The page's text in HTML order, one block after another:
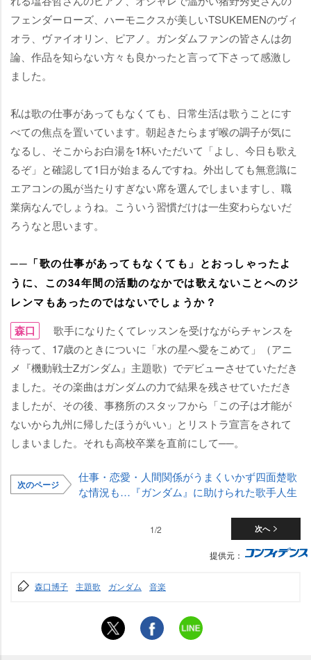
フェンダーローズ、ハーモニクスが美しいTSUKEMENのヴィ
オラ、ヴァイオリン、ピアノ。ガンダムファンの皆さんは勿
論、作品を知らない方々も良かったと言って下さって感激し
ました。
私は歌の仕事があってもなくても、日常生活は歌うことにす
べての焦点を置いています。朝起きたらまず喉の調子が気に
なるし、そこからお白湯を1杯いただいて「よし、今日も歌え
るぞ」と確認して1日が始まるんですね。外出しても無意識に
エアコンの風が当たりすぎない席を選んでしまいますし、職
業病なんでしょうね。こういう習慣だけは一生変わらないだ
ろうなと思います。
──「歌の仕事があってもなくても」とおっしゃったよ
うに、この34年間の活動のなかでは歌えないことへのジ
レンマもあったのではないでしょうか？
森口
歌手になりたくてレッスンを受けながらチャンスを
待って、17歳のときについに「水の星へ愛をこめて」（アニ
メ『機動戦士Zガンダム』主題歌）でデビューさせていただき
ました。その楽曲はガンダムの力で結果を残させていただき
ましたが、その後、事務所のスタッフから「この子は才能が
ないから九州に帰したほうがいい」とリストラ宣言をされて
しまいました。それも高校卒業を直前にして──。
次のページ
仕事・恋愛・人間関係がうまくいかず四面楚歌
な情況も…『ガンダム』に助けられた歌手人生
次へ
1/2
提供元：
森口博子 主題歌 ガンダム 音楽